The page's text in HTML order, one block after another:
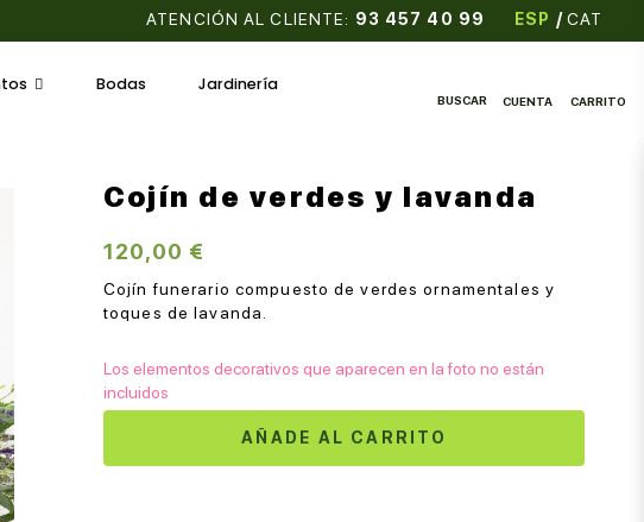
ATENCIÓN AL CLIENTE: 93 457 40 99 ESP / CAT
Bodas Jardinería
CARRITO
CUENTA
BUSCAR
Cojín de verdes y lavanda
120,00 €
Cojín funerario compuesto de verdes ornamentales y
toques de lavanda.
Los elementos decorativos que aparecen en la foto no están
incluidos
AÑADE AL CARRITO